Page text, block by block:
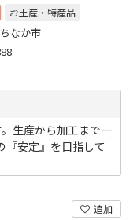
お土産・特産品
なか市
生産から加工まで一
『安定』を目指して
追加